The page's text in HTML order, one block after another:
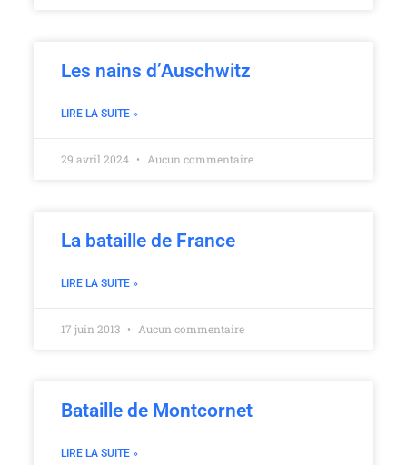
Les nains d’Auschwitz
LIRE LA SUITE »
29 avril 2024 Aucun commentaire
La bataille de France
LIRE LA SUITE »
17 juin 2013 Aucun commentaire
Bataille de Montcornet
LIRE LA SUITE »